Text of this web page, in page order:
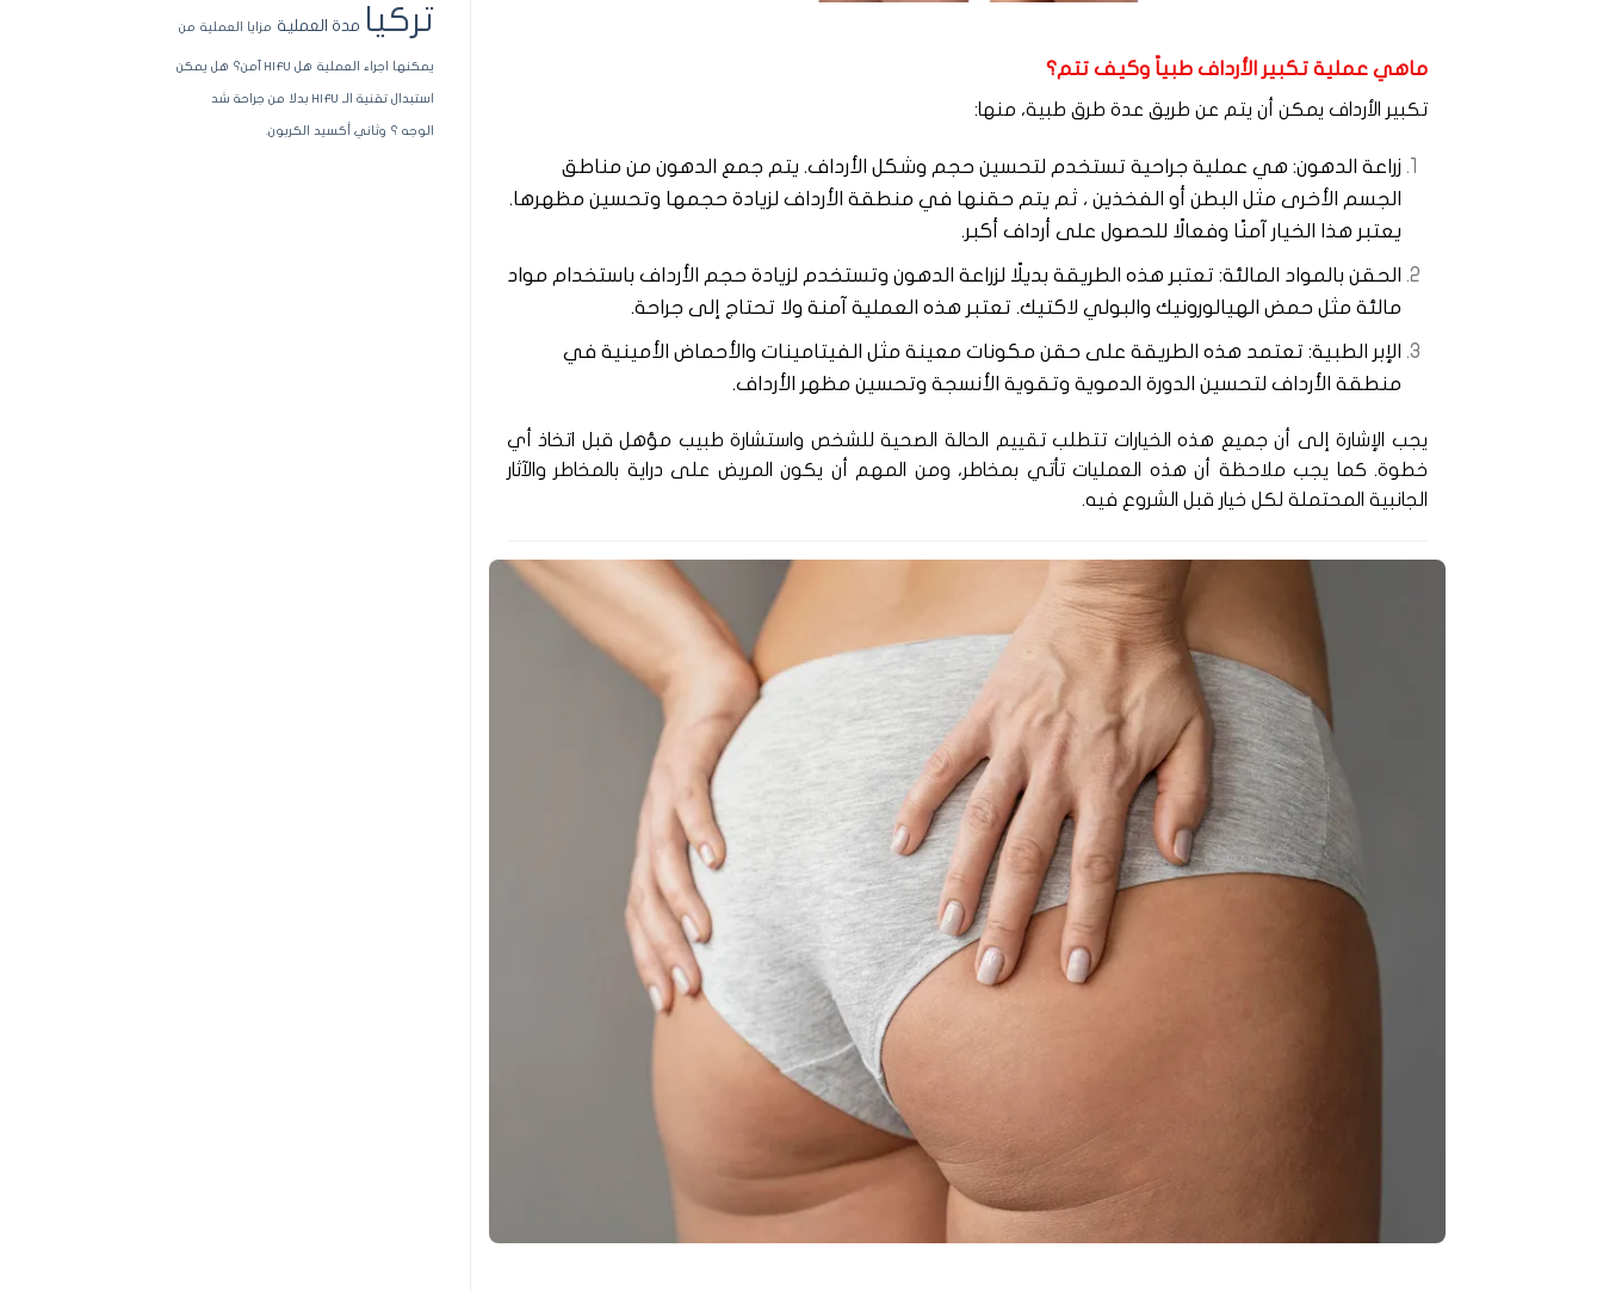
ماهي عملية تكبير الأرداف طبياً وكيف تتم؟
تكبير الأرداف يمكن أن يتم عن طريق عدة طرق طبية، منها:
زراعة الدهون: هي عملية جراحية تستخدم لتحسين حجم وشكل الأرداف. يتم جمع الدهون من مناطق
الجسم الأخرى مثل البطن أو الفخذين ، ثم يتم حقنها في منطقة الأرداف لزيادة حجمها وتحسين مظهرها.
يعتبر هذا الخيار آمنًا وفعالًا للحصول على أرداف أكبر.
الحقن بالمواد المالئة: تعتبر هذه الطريقة بديلًا لزراعة الدهون وتستخدم لزيادة حجم الأرداف باستخدام مواد
مالئة مثل حمض الهيالورونيك والبولي لاكتيك. تعتبر هذه العملية آمنة ولا تحتاج إلى جراحة.
الإبر الطبية: تعتمد هذه الطريقة على حقن مكونات معينة مثل الفيتامينات والأحماض الأمينية في
منطقة الأرداف لتحسين الدورة الدموية وتقوية الأنسجة وتحسين مظهر الأرداف.
يجب الإشارة إلى أن جميع هذه الخيارات تتطلب تقييم الحالة الصحية للشخص واستشارة طبيب مؤهل قبل اتخاذ أي
خطوة. كما يجب ملاحظة أن هذه العمليات تأتي بمخاطر، ومن المهم أن يكون المريض على دراية بالمخاطر والآثار
الجانبية المحتملة لكل خيار قبل الشروع فيه.
تركيا مدة العملية مزايا العملية من
يمكنها اجراء العملية هل HIFU آمن؟ هل يمكن
استبدال تقنية الـ HIFU بدلا من جراحة شد
الوجه ؟ وثاني أكسيد الكربون.